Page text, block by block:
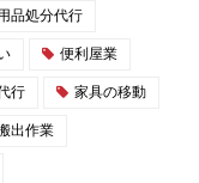
品処分代行
便利屋業
行 家具の移動
出作業